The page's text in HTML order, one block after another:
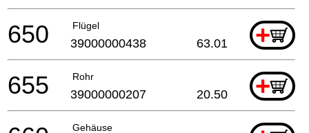
Flügel +
650 39000000438 63.01
Rohr +
655 39000000207 20.50
Gehäuse